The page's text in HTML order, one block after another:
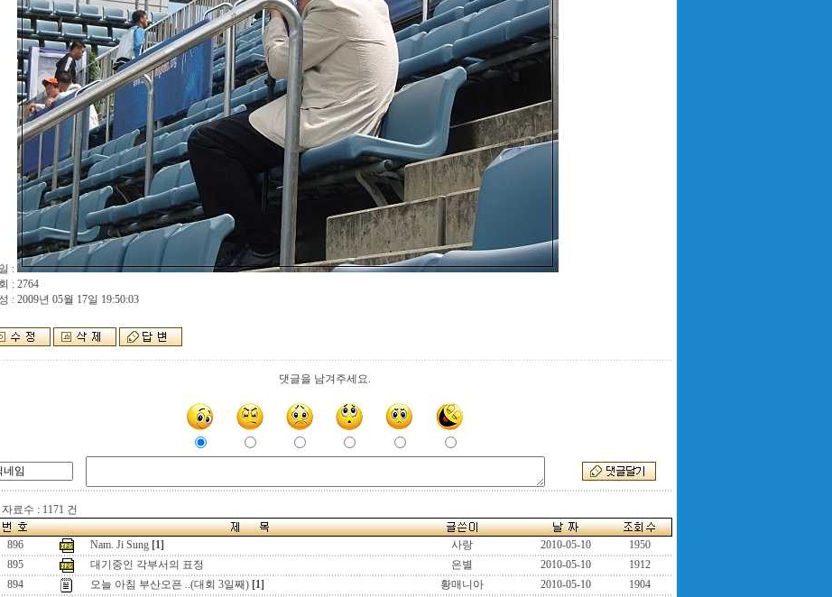
:
: 2764
: 2009년 05월 17일 19:50:03
댓글을 남겨주세요.
료수 : 1171 건
896 Nam. Ji Sung [1] 사랑 2010-05-10
1950
895
대기중인 각부서의 표정 은별 2010-05-10
1912
894
오늘 아침 부산오픈 ..(대회 3일째) [1] 황매니아 2010-05-10 1904